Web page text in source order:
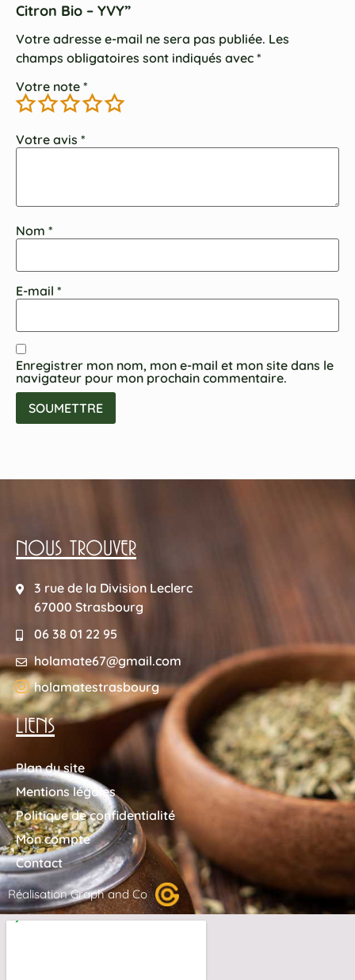
Citron Bio – YVY”
Votre adresse e-mail ne sera pas publiée. Les
champs obligatoires sont indiqués avec *
Votre note *
Votre avis *
Nom *
E-mail *
Enregistrer mon nom, mon e-mail et mon site dans le
navigateur pour mon prochain commentaire.
NOUS TROUVER
3 rue de la Division Leclerc
67000 Strasbourg
06 38 01 22 95
holamate67@gmail.com
holamatestrasbourg
LIENS
Plan du site
Mentions légales
Politique de confidentialité
Mon compte
Contact
Réalisation Graph and Co